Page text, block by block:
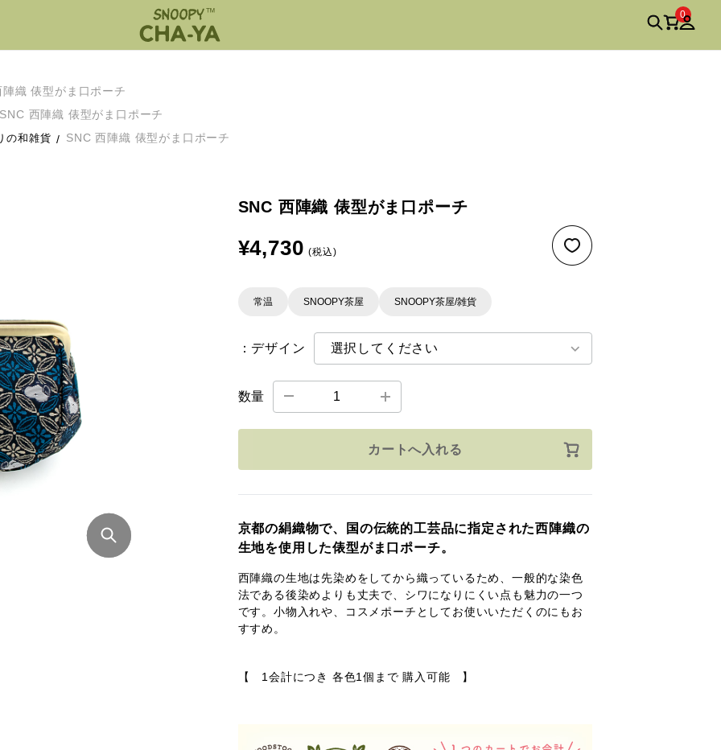
0
織 俵型がま口ポーチ
SNC 西陣織 俵型がま口ポーチ
の和雑貨 SNC 西陣織 俵型がま口ポーチ
SNC 西陣織 俵型がま口ポーチ
¥4,730 (税込)
常温 SNOOPY茶屋 SNOOPY茶屋/雑貨
：デザイン
数量
カートへ入れる
京都の絹織物で、国の伝統的工芸品に指定された西陣織の
生地を使用した俵型がま口ポーチ。
西陣織の生地は先染めをしてから織っているため、一般的な染色
法である後染めよりも丈夫で、シワになりにくい点も魅力の一つ
です。小物入れや、コスメポーチとしてお使いいただくのにもお
すすめ。
【 1会計につき 各色1個まで 購入可能 】